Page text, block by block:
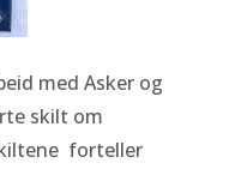
med Asker og
skilt om
forteller